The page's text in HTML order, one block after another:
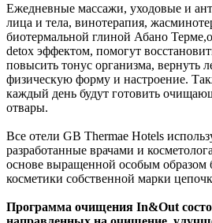
Ежедневные массажи, уходовые и
лица и тела, винотерапия,
биотермальной глиной Абано
detox эффектом, помогут
повысить тонус организма, вернуть
физическую форму и настроение.
каждый день будут готовить
отвары.
Все отели GB Thermae Hotels
разработанные врачами и
основе выращенной особым образом
косметики собственной марки
Программа очищения In&Out